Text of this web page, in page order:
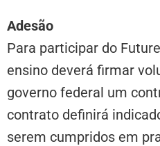
Adesão
Para participar do
ensino deverá firmar
governo federal um
contrato definirá
serem cumpridos em